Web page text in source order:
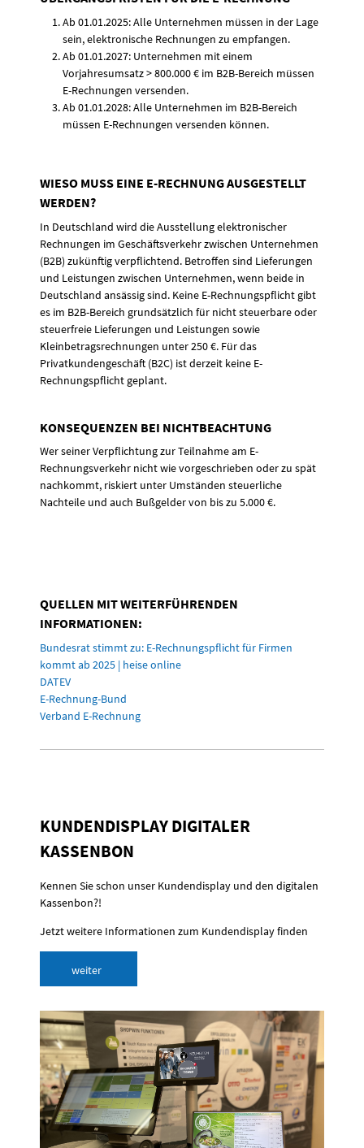
Ab 01.01.2025: Alle Unternehmen müssen in der Lage
sein, elektronische Rechnungen zu empfangen.
Ab 01.01.2027: Unternehmen mit einem
Vorjahresumsatz > 800.000 € im B2B-Bereich müssen
E-Rechnungen versenden.
Ab 01.01.2028: Alle Unternehmen im B2B-Bereich
müssen E-Rechnungen versenden können.
WIESO MUSS EINE E-RECHNUNG AUSGESTELLT
WERDEN?
In Deutschland wird die Ausstellung elektronischer
Rechnungen im Geschäftsverkehr zwischen Unternehmen
(B2B) zukünftig verpflichtend. Betroffen sind Lieferungen
und Leistungen zwischen Unternehmen, wenn beide in
Deutschland ansässig sind. Keine E-Rechnungspflicht gibt
es im B2B-Bereich grundsätzlich für nicht steuerbare oder
steuerfreie Lieferungen und Leistungen sowie
Kleinbetragsrechnungen unter 250 €. Für das
Privatkundengeschäft (B2C) ist derzeit keine E-
Rechnungspflicht geplant.
KONSEQUENZEN BEI NICHTBEACHTUNG
Wer seiner Verpflichtung zur Teilnahme am E-
Rechnungsverkehr nicht wie vorgeschrieben oder zu spät
nachkommt, riskiert unter Umständen steuerliche
Nachteile und auch Bußgelder von bis zu 5.000 €.
QUELLEN MIT WEITERFÜHRENDEN
INFORMATIONEN:
Bundesrat stimmt zu: E-Rechnungspflicht für Firmen
kommt ab 2025 | heise online
DATEV
E-Rechnung-Bund
Verband E-Rechnung
KUNDENDISPLAY DIGITALER
KASSENBON
Kennen Sie schon unser Kundendisplay und den digitalen
Kassenbon?!
Jetzt weitere Informationen zum Kundendisplay finden
weiter